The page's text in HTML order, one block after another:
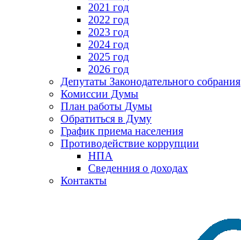
2021 год
2022 год
2023 год
2024 год
2025 год
2026 год
Депутаты Законодательного собрания
Комиссии Думы
План работы Думы
Обратиться в Думу
График приема населения
Противодействие коррупции
НПА
Сведенния о доходах
Контакты